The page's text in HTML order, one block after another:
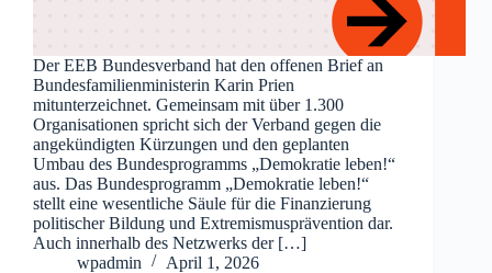
Der EEB Bundesverband hat den offenen Brief an
Bundesfamilienministerin Karin Prien
mitunterzeichnet. Gemeinsam mit über 1.300
Organisationen spricht sich der Verband gegen die
angekündigten Kürzungen und den geplanten
Umbau des Bundesprogramms „Demokratie leben!“
aus. Das Bundesprogramm „Demokratie leben!“
stellt eine wesentliche Säule für die Finanzierung
politischer Bildung und Extremismusprävention dar.
Auch innerhalb des Netzwerks der […]
wpadmin
April 1, 2026